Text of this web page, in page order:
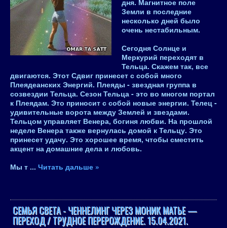
дня. Магнитное поле
Земли в последние
несколько дней было
очень нестабильным.
Сегодня Солнце и
Меркурий переходят в
Тельца. Скажем так, все
двигаются. Этот Сдвиг принесет с собой много
Плеядеанских Энергий. Плеяды - звездная группа в
созвездии Тельца. Сезон Тельца - это во многом портал
к Плеядам. Это приносит с собой новые энергии. Телец -
удивительные ворота между Землей и звездами.
Тельцом управляет Венера, богиня любви. На прошлой
неделе Венера также вернулась домой к Тельцу. Это
принесет удачу. Это хорошее время, чтобы сместить
акцент на домашние дела и любовь.
Мы т ... Читать дальше »
СЕМЬЯ СВЕТА - ЧЕННЕЛИНГ ЧЕРЕЗ МОНИК МАТЬЕ —
ПЕРЕХОД / ТРУДНОЕ ПЕРЕРОЖДЕНИЕ. 15.04.2021.